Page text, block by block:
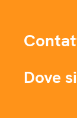
Dove